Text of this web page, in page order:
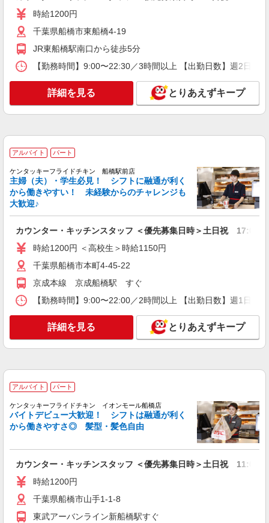
キープ
アルバイト パート
株式会社HITOWA フードサービスカンパニー
福祉施設での調理員【アルバイト・パート】
時給1,350円以上 ※経験によりスタート時給は
変動します。 ※AP評価制度：あり 年1回の評価
により時給を見直します。 ※アルバイト賞与（寸
イリーゼ船橋塚田・新館 （千葉県船橋市前貝
キープ
アルバイト パート
株式会社HITOWA フードサービスカンパニー
福祉施設での調理補助【アルバイト・パート】
時給1,140円 ※経験によりスタート時給は変動
します。 ※AP評価制度：あり 年1回の評価によ
志）：あり 年2回。勤続年数により金額UP。
イリーゼ船橋三咲 （千葉県船橋市南三咲1-20-
10）
キープ
正社員
株式会社HITOWA フードサービスカンパニー
福祉施設での調理師（エリアチーフ）【正社
に応じて決定します。 賞与年2回
キープ 詳細を見る
株式会社HITOWA フードサービスカンパニー
福祉施設での調理師【正社員】
14）
時給1200円
千葉県船橋市東船橋4-19
JR東船橋駅南口から徒歩5分
【勤務時間】9:00〜22:30／3時間以上 【出勤日数】週2日
詳細を見る とりあえずキープ
アルバイト パート
ケンタッキーフライドチキン 船橋駅前店
主婦（夫）・学生必見！ シフトに融通が利く
から働きやすい！ 未経験からのチャレンジも
大歓迎♪
カウンター・キッチンスタッフ ＜優先募集日時＞土日祝 17:00
時給1200円 ＜高校生＞時給1150円
千葉県船橋市本町4-45-22
京成本線 京成船橋駅 すぐ
【勤務時間】9:00〜22:00／2時間以上 【出勤日数】週1日
詳細を見る とりあえずキープ
アルバイト パート
ケンタッキーフライドチキン イオンモール船橋店
バイトデビュー大歓迎！ シフトは融通が利く
から働きやすさ◎ 髪型・髪色自由
カウンター・キッチンスタッフ ＜優先募集日時＞土日祝 11:00
時給1200円
千葉県船橋市山手1-1-8
東武アーバンライン新船橋駅すぐ